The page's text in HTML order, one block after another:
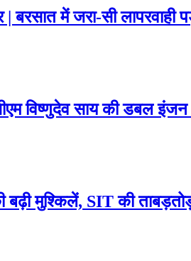
बरसात में जरा-सी
विष्णुदेव साय की डबल
बढ़ी मुश्किलें, SIT की